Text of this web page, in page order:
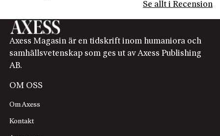
Se allt i Recension
Axess Magasin är en tidskrift inom humaniora och
samhällsvetenskap som ges ut av Axess Publishing
AB.
OM OSS
Om Axess
Kontakt